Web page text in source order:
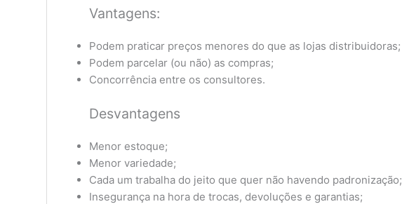
Vantagens:
Podem praticar preços menores do que as lojas distribuidoras;
Podem parcelar (ou não) as compras;
Concorrência entre os consultores.
Desvantagens
Menor estoque;
Menor variedade;
Cada um trabalha do jeito que quer não havendo padronização;
Insegurança na hora de trocas, devoluções e garantias;